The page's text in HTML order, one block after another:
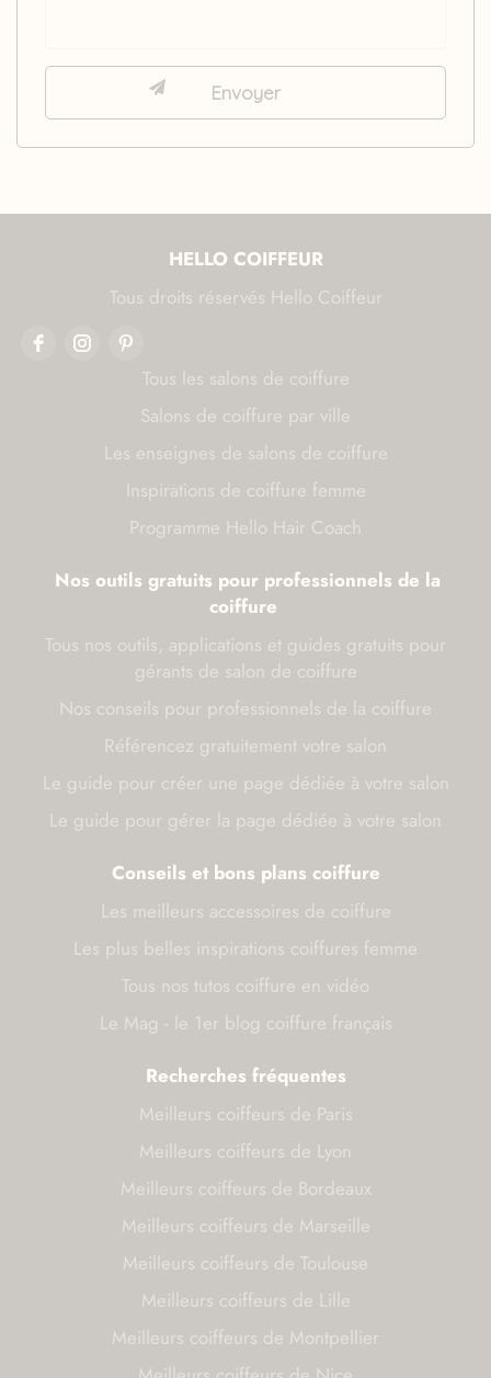
HELLO COIFFEUR
Tous droits réservés Hello Coiffeur
Tous les salons de coiffure
Salons de coiffure par ville
Les enseignes de salons de coiffure
Inspirations de coiffure femme
Programme Hello Hair Coach
Nos outils gratuits pour professionnels de la
coiffure
Tous nos outils, applications et guides gratuits pour
gérants de salon de coiffure
Nos conseils pour professionnels de la coiffure
Référencez gratuitement votre salon
Le guide pour créer une page dédiée à votre salon
Le guide pour gérer la page dédiée à votre salon
Conseils et bons plans coiffure
Les meilleurs accessoires de coiffure
Les plus belles inspirations coiffures femme
Tous nos tutos coiffure en vidéo
Le Mag - le 1er blog coiffure français
Recherches fréquentes
Meilleurs coiffeurs de Paris
Meilleurs coiffeurs de Lyon
Meilleurs coiffeurs de Bordeaux
Meilleurs coiffeurs de Marseille
Meilleurs coiffeurs de Toulouse
Meilleurs coiffeurs de Lille
Meilleurs coiffeurs de Montpellier